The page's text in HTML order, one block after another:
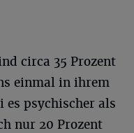
circa 35 Prozent
einmal in ihrem
es psychischer als
nur 20 Prozent